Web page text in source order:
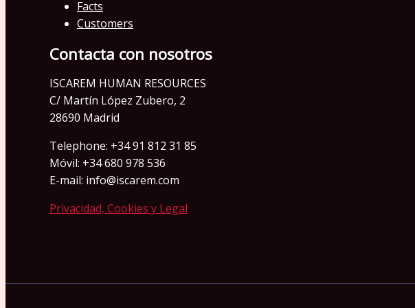
Facts
Customers
Contacta con nosotros
ISCAREM HUMAN RESOURCES
C/ Martín López Zubero, 2
28690 Madrid
Telephone: +34 91 812 31 85
Móvil: +34 680 978 536
E-mail: info@iscarem.com
Privacidad, Cookies y Legal